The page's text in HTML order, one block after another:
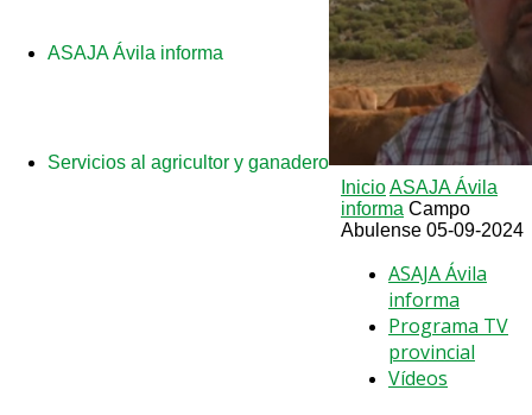
ASAJA Ávila informa
Servicios al agricultor y ganadero
InicioASAJA Ávila
informa Campo
Abulense 05-09-2024
ASAJA Ávila
informa
Programa TV
provincial
Vídeos